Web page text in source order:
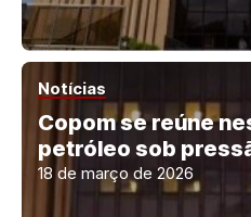
Notícias
Copom se reúne
petróleo sob
18 de março de 2026